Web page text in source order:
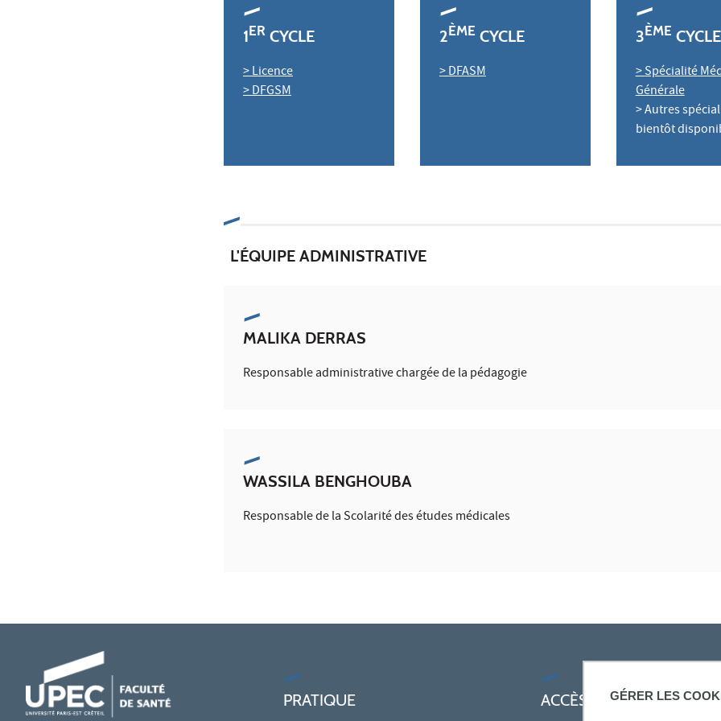
GÉRER LES
1ER CYCLE
> Licence
> DFGSM
2ÈME CYCLE
> DFASM
3ÈME CYCLE
> Spécialité
Générale
> Autres
bientôt
L'ÉQUIPE ADMINISTRATIVE
MALIKA DERRAS
Responsable administrative chargée de la pédagogie
WASSILA BENGHOUBA
Responsable de la Scolarité des études médicales
PRATIQUE ACCÈS RAPIDES